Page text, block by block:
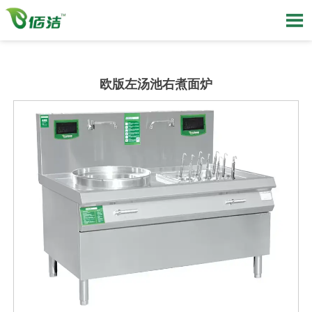

欧版左汤池右煮面炉